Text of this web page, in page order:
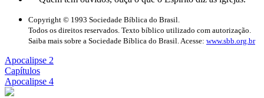
Copyright © 1993 Sociedade Bíblica do Brasil.
Todos os direitos reservados. Texto bíblico utilizado com autorização.
Saiba mais sobre a Sociedade Bíblica do Brasil. Acesse: www.sbb.org.br
Apocalipse 2
Capítulos
Apocalipse 4